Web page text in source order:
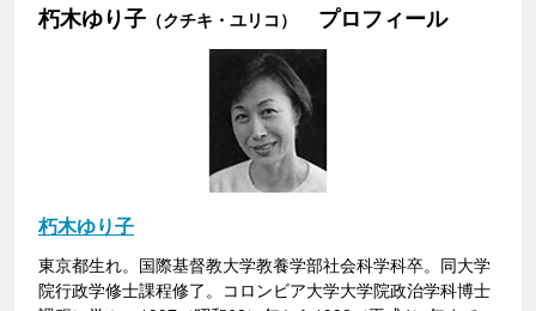
朽木ゆり子 （クチキ・ユリコ） プロフィール
朽木ゆり子
東京都生れ。国際基督教大学教養学部社会科学科卒。同大学
院行政学修士課程修了。コロンビア大学大学院政治学科博士